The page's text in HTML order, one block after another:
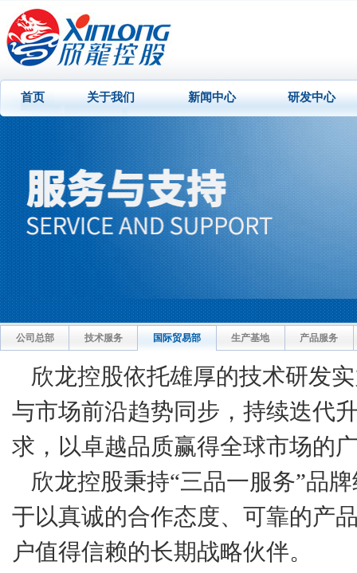
首页 关于我们 新闻中心 研发中心
公司总部 技术服务 国际贸易部 生产基地 产品服务
欣龙控股依托雄厚的技术研发
与市场前沿趋势同步，持续迭代
求，以卓越品质赢得全球市场的
欣龙控股秉持“三品一服务”品
于以真诚的合作态度、可靠的产
户值得信赖的长期战略伙伴。